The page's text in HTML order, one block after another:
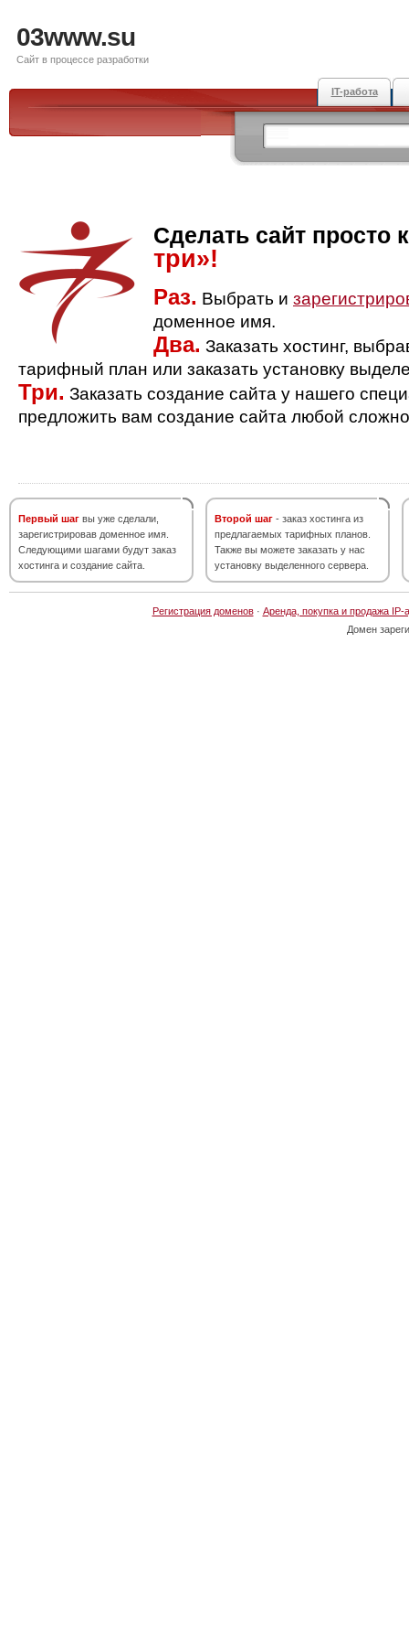
03www.su
Сайт в процессе разработки
IT-работа
Сделать сайт просто
три»!
Раз. Выбрать и
доменное имя.
Два. Заказать хостинг,
тарифный план или заказать установку
Три. Заказать создание сайта у нашего
предложить вам создание сайта любой
Первый шаг вы уже сделали,
зарегистрировав доменное имя.
Следующими шагами будут заказ
хостинга и создание сайта.
Второй шаг - заказ хостинга из
предлагаемых тарифных планов.
Также вы можете заказать у нас
установку выделенного сервера.
Регистрация доменов· Аренда, покупка и продажа IP-
Домен